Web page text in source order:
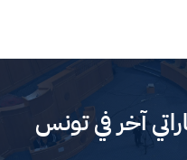
آخر في تونس